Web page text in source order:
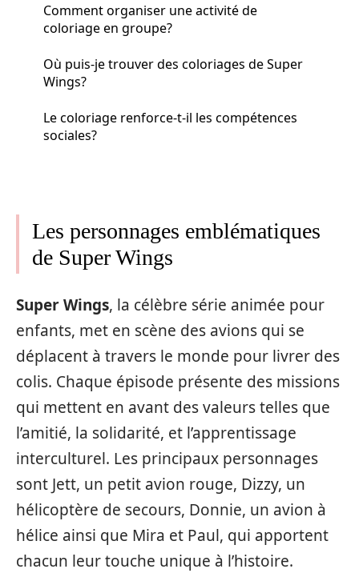
Comment organiser une activité de
coloriage en groupe?
Où puis-je trouver des coloriages de Super
Wings?
Le coloriage renforce-t-il les compétences
sociales?
Les personnages emblématiques
de Super Wings
Super Wings, la célèbre série animée pour
enfants, met en scène des avions qui se
déplacent à travers le monde pour livrer des
colis. Chaque épisode présente des missions
qui mettent en avant des valeurs telles que
l’amitié, la solidarité, et l’apprentissage
interculturel. Les principaux personnages
sont Jett, un petit avion rouge, Dizzy, un
hélicoptère de secours, Donnie, un avion à
hélice ainsi que Mira et Paul, qui apportent
chacun leur touche unique à l’histoire.